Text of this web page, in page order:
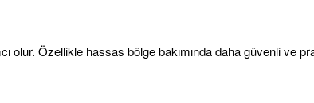
olur. Özellikle hassas bölge bakımında daha güvenli ve